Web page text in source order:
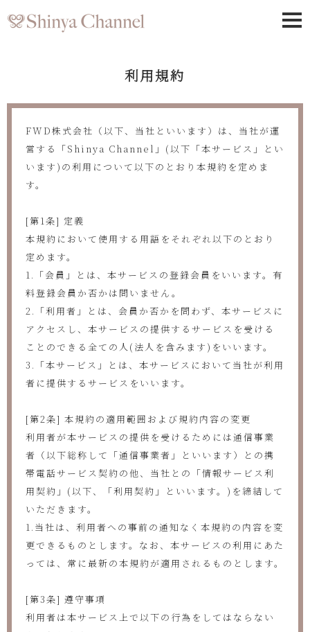
利用規約
FWD株式会社（以下、当社といいます）は、当社が運
営する「Shinya Channel」(以下「本サービス」とい
います)の利用について以下のとおり本規約を定めま
す。
[第1条] 定義
本規約において使用する用語をそれぞれ以下のとおり
定めます。
1.「会員」とは、本サービスの登録会員をいいます。有
料登録会員か否かは問いません。
2.「利用者」とは、会員か否かを問わず、本サービスに
アクセスし、本サービスの提供するサービスを受ける
ことのできる全ての人(法人を含みます)をいいます。
3.「本サービス」とは、本サービスにおいて当社が利用
者に提供するサービスをいいます。
[第2条] 本規約の適用範囲および規約内容の変更
利用者が本サービスの提供を受けるためには通信事業
者（以下総称して「通信事業者」といいます）との携
帯電話サービス契約の他、当社との「情報サービス利
用契約」(以下、「利用契約」といいます。)を締結して
いただきます。
1.当社は、利用者への事前の通知なく本規約の内容を変
更できるものとします。なお、本サービスの利用にあた
っては、常に最新の本規約が適用されるものとします。
[第3条] 遵守事項
利用者は本サービス上で以下の行為をしてはならない